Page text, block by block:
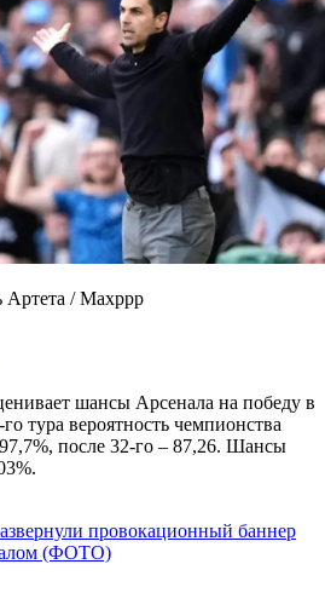
/ Maxppp
шансы Арсенала на победу в
тура вероятность чемпионства
после 32-го – 87,26. Шансы
провокационный баннер
(ФОТО)